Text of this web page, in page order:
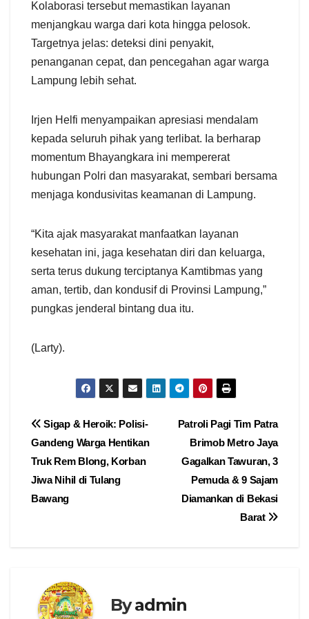
Kolaborasi tersebut memastikan layanan
menjangkau warga dari kota hingga pelosok.
Targetnya jelas: deteksi dini penyakit,
penanganan cepat, dan pencegahan agar warga
Lampung lebih sehat.
Irjen Helfi menyampaikan apresiasi mendalam
kepada seluruh pihak yang terlibat. Ia berharap
momentum Bhayangkara ini mempererat
hubungan Polri dan masyarakat, sembari bersama
menjaga kondusivitas keamanan di Lampung.
“Kita ajak masyarakat manfaatkan layanan
kesehatan ini, jaga kesehatan diri dan keluarga,
serta terus dukung terciptanya Kamtibmas yang
aman, tertib, dan kondusif di Provinsi Lampung,”
pungkas jenderal bintang dua itu.
(Larty).
Navigasi
pos
Patroli Pagi Tim Patra
Brimob Metro Jaya
Gagalkan Tawuran, 3
Pemuda & 9 Sajam
Diamankan di Bekasi
Barat
Sigap & Heroik: Polisi-
Gandeng Warga Hentikan
Truk Rem Blong, Korban
Jiwa Nihil di Tulang
Bawang
Byadmin